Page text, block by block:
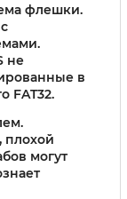
флешки.
не
в
FAT32.
.
плохой
могут